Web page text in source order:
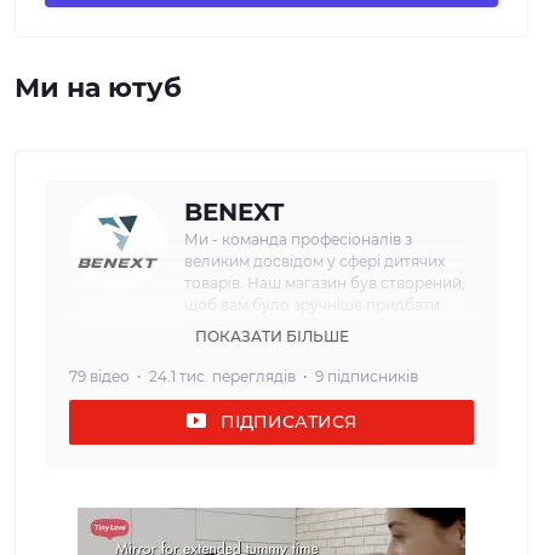
Ми на ютуб
BENEXT
Ми - команда професіоналів з
великим досвідом у сфері дитячих
товарів. Наш магазин був створений,
щоб вам було зручніше придбати
життя. Наша мета: Ми прагнемо
забезпечити наших клієнтів
найвищою якістю та безпекою
дитячих товарів. Кожен товар, який
ми пропонуємо, проходить сувору
магазині ви знайдете широкий вибір
дитячих товарів, які задовольнять
ПОКАЗАТИ БІЛЬШЕ
79 відео 24.1 тис. переглядів 9 підписників
ПІДПИСАТИСЯ